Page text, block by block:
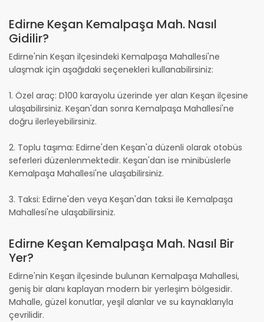
Edirne Keşan Kemalpaşa Mah. Nasıl
Gidilir?
Edirne'nin Keşan ilçesindeki Kemalpaşa Mahallesi'ne
ulaşmak için aşağıdaki seçenekleri kullanabilirsiniz:
1. Özel araç: D100 karayolu üzerinde yer alan Keşan ilçesine
ulaşabilirsiniz. Keşan'dan sonra Kemalpaşa Mahallesi'ne
doğru ilerleyebilirsiniz.
2. Toplu taşıma: Edirne'den Keşan'a düzenli olarak otobüs
seferleri düzenlenmektedir. Keşan'dan ise minibüslerle
Kemalpaşa Mahallesi'ne ulaşabilirsiniz.
3. Taksi: Edirne'den veya Keşan'dan taksi ile Kemalpaşa
Mahallesi'ne ulaşabilirsiniz.
Edirne Keşan Kemalpaşa Mah. Nasıl Bir
Yer?
Edirne'nin Keşan ilçesinde bulunan Kemalpaşa Mahallesi,
geniş bir alanı kaplayan modern bir yerleşim bölgesidir.
Mahalle, güzel konutlar, yeşil alanlar ve su kaynaklarıyla
çevrilidir.